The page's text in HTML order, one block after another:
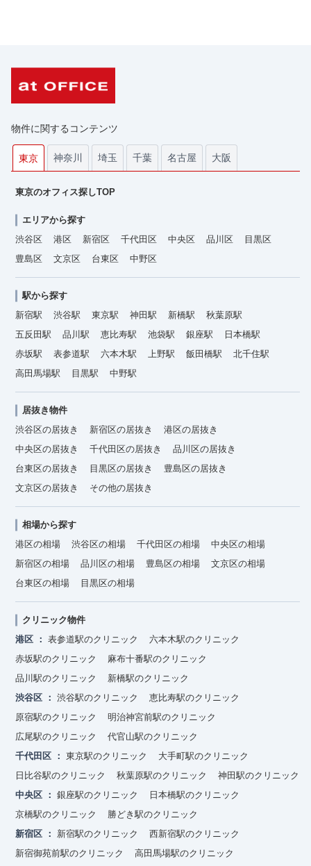
物件に関するコンテンツ
東京 神奈川 埼玉 千葉 名古屋 大阪
東京のオフィス探しTOP
エリアから探す
渋谷区
港区 新宿区 千代田区 中央区 品川区
目黒区
豊島区
文京区 台東区 中野区
駅から探す
新宿駅
渋谷駅 東京駅 神田駅 新橋駅
秋葉原駅
五反田駅
品川駅 恵比寿駅 池袋駅 銀座駅
日本橋駅
赤坂駅
表参道駅 六本木駅 上野駅 飯田橋駅
北千住駅
高田馬場駅
目黒駅 中野駅
居抜き物件
渋谷区の居抜き
新宿区の居抜き
港区の居抜き
中央区の居抜き
千代田区の居抜き
品川区の居抜き
台東区の居抜き
目黒区の居抜き
豊島区の居抜き
文京区の居抜き
その他の居抜き
相場から探す
港区の相場
渋谷区の相場 千代田区の相場
中央区の相場
新宿区の相場
品川区の相場 豊島区の相場
文京区の相場
台東区の相場
目黒区の相場
クリニック物件
港区
表参道駅のクリニック
六本木駅のクリニック
赤坂駅のクリニック
麻布十番駅のクリニック
品川駅のクリニック
新橋駅のクリニック
渋谷区
渋谷駅のクリニック
恵比寿駅のクリニック
原宿駅のクリニック
明治神宮前駅のクリニック
広尾駅のクリニック
代官山駅のクリニック
千代田区
東京駅のクリニック
大手町駅のクリニック
日比谷駅のクリニック
秋葉原駅のクリニック
神田駅のクリニック
中央区
銀座駅のクリニック
日本橋駅のクリニック
京橋駅のクリニック
勝どき駅のクリニック
新宿区
新宿駅のクリニック
西新宿駅のクリニック
新宿御苑前駅のクリニック
高田馬場駅のクリニック